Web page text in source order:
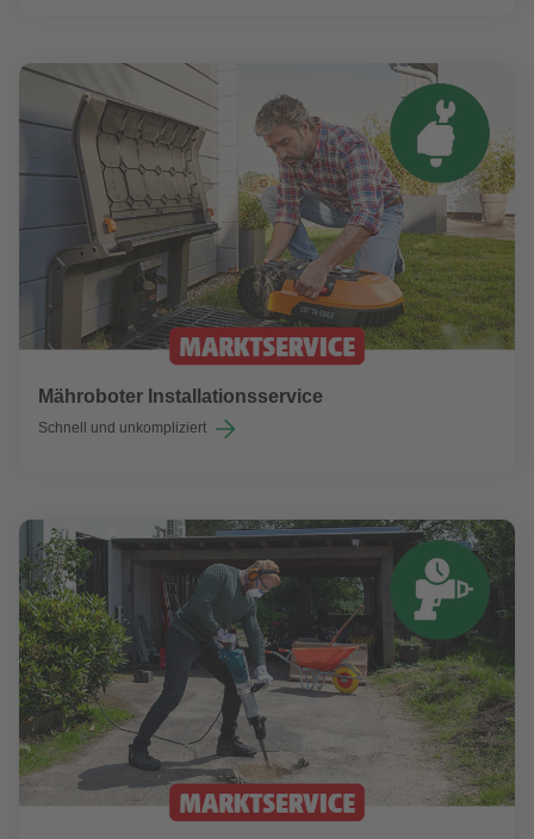
Mähroboter Installationsservice
Schnell und unkompliziert